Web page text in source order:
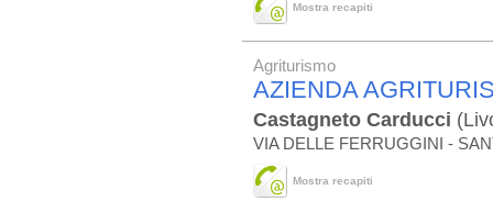
Mostra recapiti
Agriturismo
AZIENDA
Castagneto Carducci
VIA DELLE FERRUGGINI -
Mostra recapiti